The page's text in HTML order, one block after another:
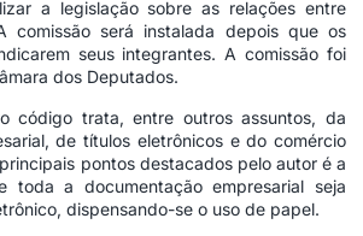
a legislação sobre as relações entre
comissão será instalada depois que os
seus integrantes. A comissão foi
dos Deputados.
código trata, entre outros assuntos, da
de títulos eletrônicos e do comércio
pontos destacados pelo autor é a
toda a documentação empresarial seja
dispensando-se o uso de papel.